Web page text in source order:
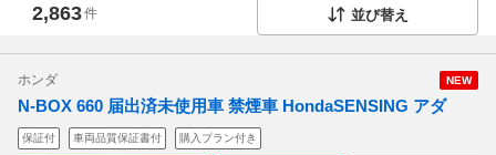
2,863件 並び替え
NEW
ホンダ
N-BOX 660 届出済未使用車 禁煙車 HondaSENSING アダ
保証付 車両品質保証書付 購入プラン付き